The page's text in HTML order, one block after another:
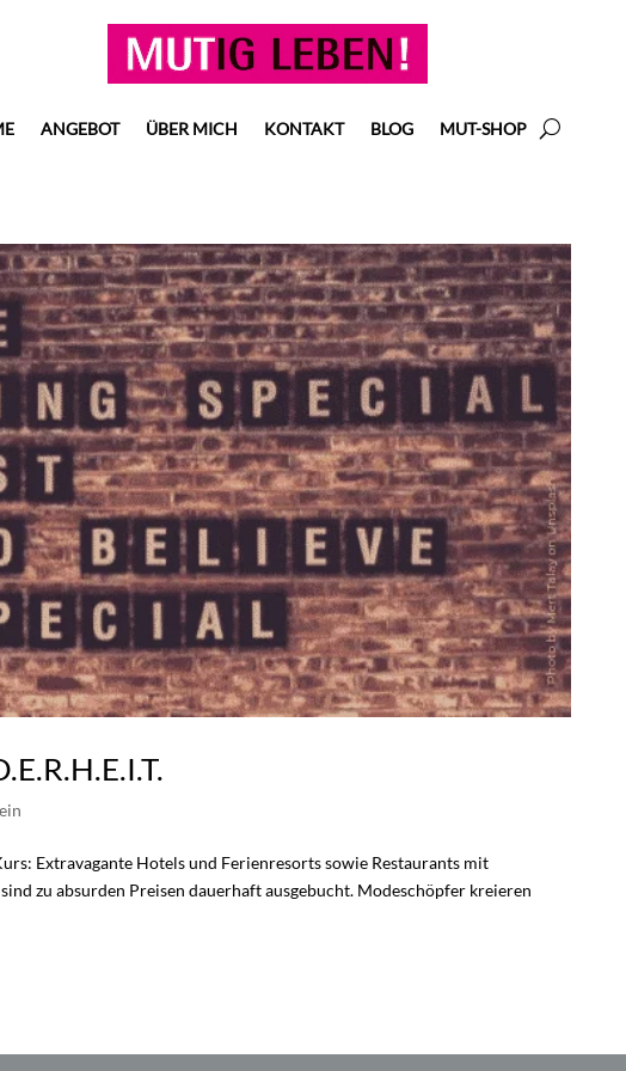
ANGEBOT ÜBER MICH KONTAKT BLOG MUT-SHOP
Extravagante Hotels und Ferienresorts sowie Restaurants mit
zu absurden Preisen dauerhaft ausgebucht. Modeschöpfer kreieren